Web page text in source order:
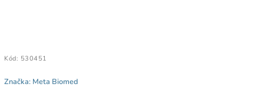
Kód: 530451
Značka: Meta Biomed